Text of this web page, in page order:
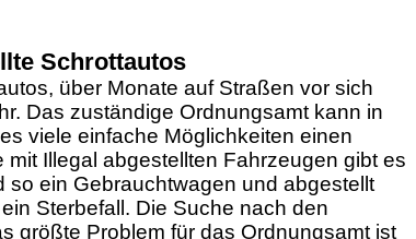
Schrottautos
über Monate auf Straßen vor sich
Das zuständige Ordnungsamt kann in
viele einfache Möglichkeiten einen
mit Illegal abgestellten Fahrzeugen gibt es
so ein Gebrauchtwagen und abgestellt
Sterbefall. Die Suche nach den
größte Problem für das Ordnungsamt ist